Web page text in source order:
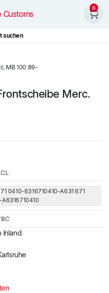
0
suchen
MB 100 89-
Merc.
0410-6316710410-A631 671
A6316710410
Inland